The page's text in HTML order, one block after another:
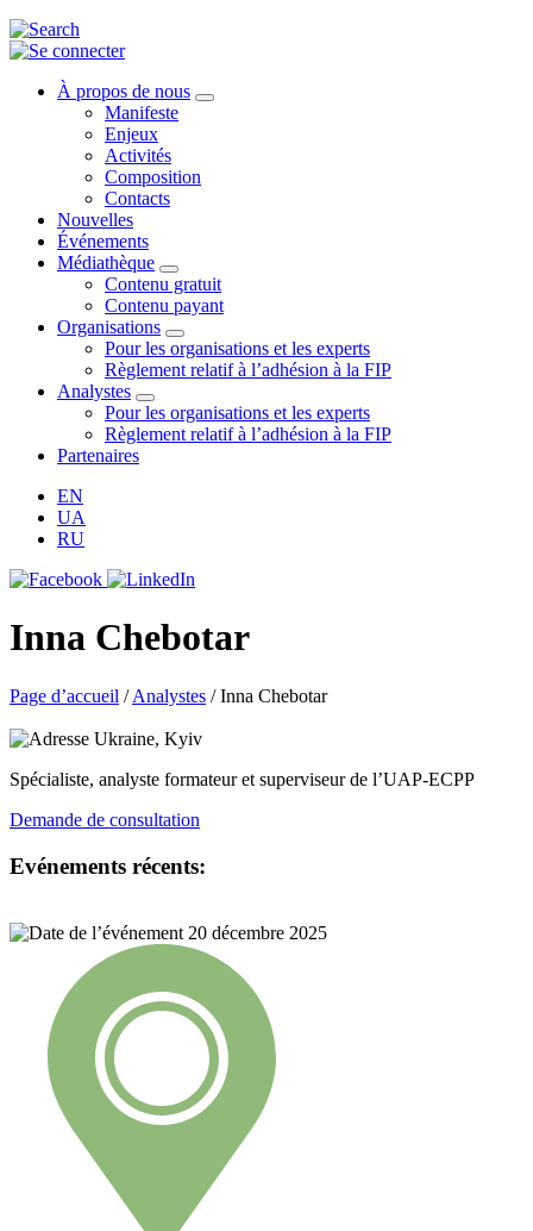
À propos de nous
Manifeste
Enjeux
Activités
Composition
Contacts
Nouvelles
Événements
Médiathèque
Contenu gratuit
Contenu payant
Organisations
Pour les organisations et les experts
Règlement relatif à l’adhésion à la FIP
Analystes
Pour les organisations et les experts
Règlement relatif à l’adhésion à la FIP
Partenaires
EN
UA
RU
Inna Chebotar
Page d’accueil /Analystes /Inna Chebotar
Ukraine, Kyiv
Spécialiste, analyste formateur et superviseur de l’UAP-ECPP
Demande de consultation
Evénements récents:
20 décembre 2025